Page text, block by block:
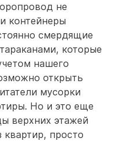
не
контейнеры
смердящие
которые
нашего
открыть
мусорки
Но и это еще
верхних этажей
просто